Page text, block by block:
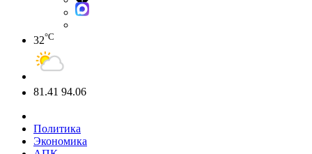
32°C
81.41 94.06
Политика
Экономика